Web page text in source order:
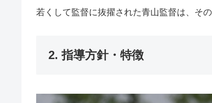
若くして監督に抜擢された青山監督は、そ
2. 指導方針・特徴